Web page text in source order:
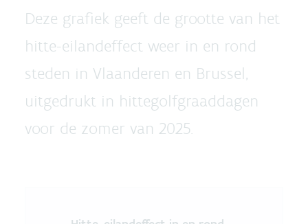
Deze grafiek geeft de grootte van het
hitte-eilandeffect weer in en rond
steden in Vlaanderen en Brussel,
uitgedrukt in hittegolfgraaddagen
voor de zomer van 2025.